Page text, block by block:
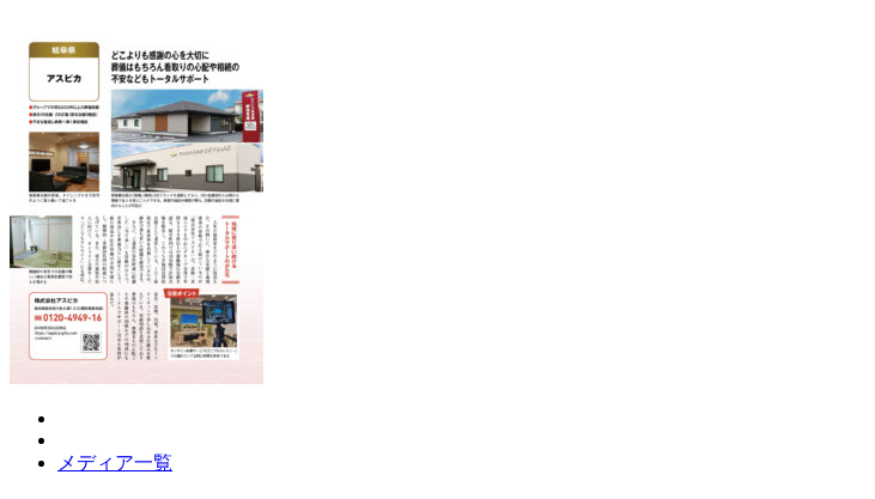
メディア一覧